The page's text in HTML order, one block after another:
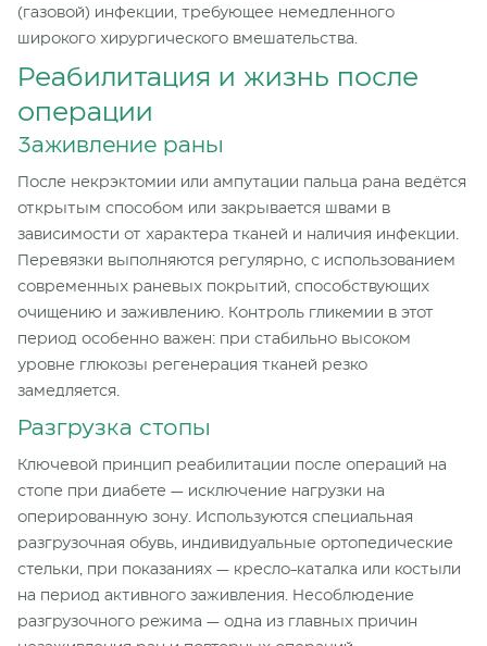
(газовой) инфекции, требующее немедленного
широкого хирургического вмешательства.
Реабилитация и жизнь после
операции
Заживление раны
После некрэктомии или ампутации пальца рана ведётся
открытым способом или закрывается швами в
зависимости от характера тканей и наличия инфекции.
Перевязки выполняются регулярно, с использованием
современных раневых покрытий, способствующих
очищению и заживлению. Контроль гликемии в этот
период особенно важен: при стабильно высоком
уровне глюкозы регенерация тканей резко
замедляется.
Разгрузка стопы
Ключевой принцип реабилитации после операций на
стопе при диабете — исключение нагрузки на
оперированную зону. Используются специальная
разгрузочная обувь, индивидуальные ортопедические
стельки, при показаниях — кресло-каталка или костыли
на период активного заживления. Несоблюдение
разгрузочного режима — одна из главных причин